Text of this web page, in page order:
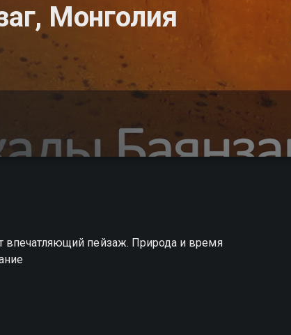
Монголия
впечатляющий пейзаж. Природа и время